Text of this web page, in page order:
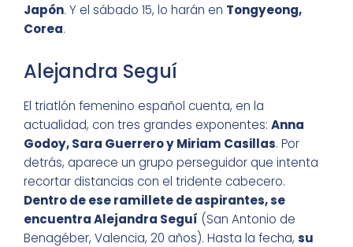
Japón. Y el sábado 15, lo harán en Tongyeong,
Corea.
Alejandra Seguí
El triatlón femenino español cuenta, en la
actualidad, con tres grandes exponentes: Anna
Godoy, Sara Guerrero y Miriam Casillas. Por
detrás, aparece un grupo perseguidor que intenta
recortar distancias con el tridente cabecero.
Dentro de ese ramillete de aspirantes, se
encuentra Alejandra Seguí (San Antonio de
Benagéber, Valencia, 20 años). Hasta la fecha, su